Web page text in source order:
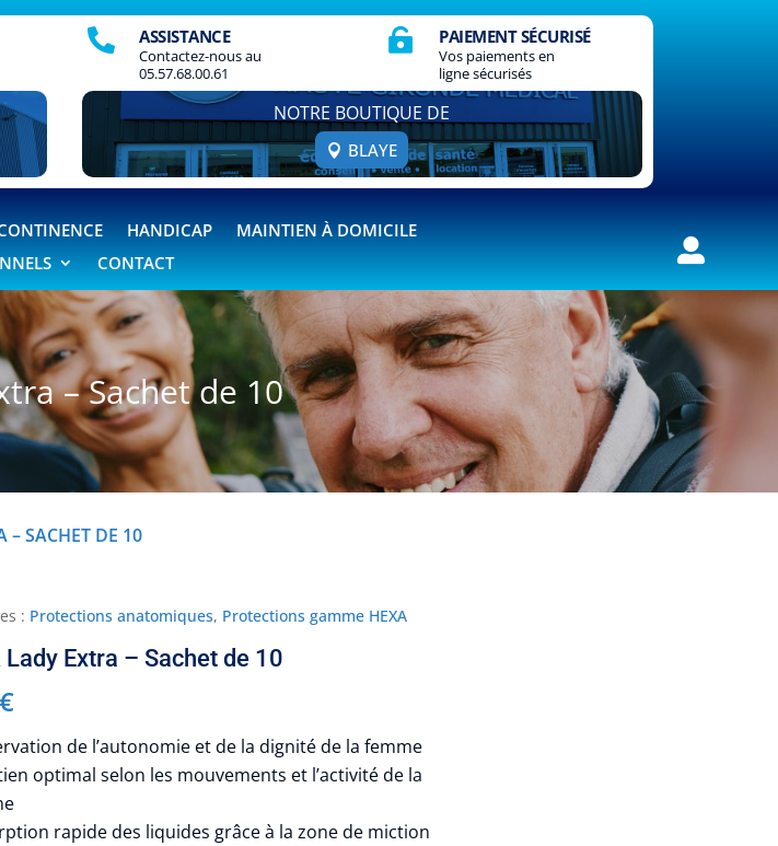
 ASSISTANCE
Contactez-nous au
05.57.68.00.61
 PAIEMENT SÉCURISÉ
Vos paiements en
ligne sécurisés
NOTRE BOUTIQUE DE
BLAYE
HANDICAP
MAINTIEN À DOMICILE
CONTACT 
– Sachet de 10
– SACHET DE 10
: Protections anatomiques, Protections gamme HEXA
Lady Extra – Sachet de 10
€
de l’autonomie et de la dignité de la femme
optimal selon les mouvements et l’activité de la
rapide des liquides grâce à la zone de miction